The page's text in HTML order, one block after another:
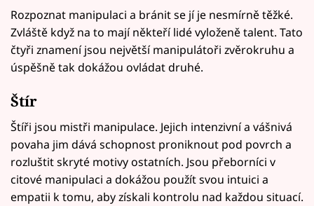
Rozpoznat manipulaci a bránit se jí je nesmírně těžké.
Zvláště když na to mají někteří lidé vyloženě talent. Tato
čtyři znamení jsou největší manipulátoři zvěrokruhu a
úspěšně tak dokážou ovládat druhé.
Štír
Štíři jsou mistři manipulace. Jejich intenzivní a vášnivá
povaha jim dává schopnost proniknout pod povrch a
rozluštit skryté motivy ostatních. Jsou přeborníci v
citové manipulaci a dokážou použít svou intuici a
empatii k tomu, aby získali kontrolu nad každou situací.